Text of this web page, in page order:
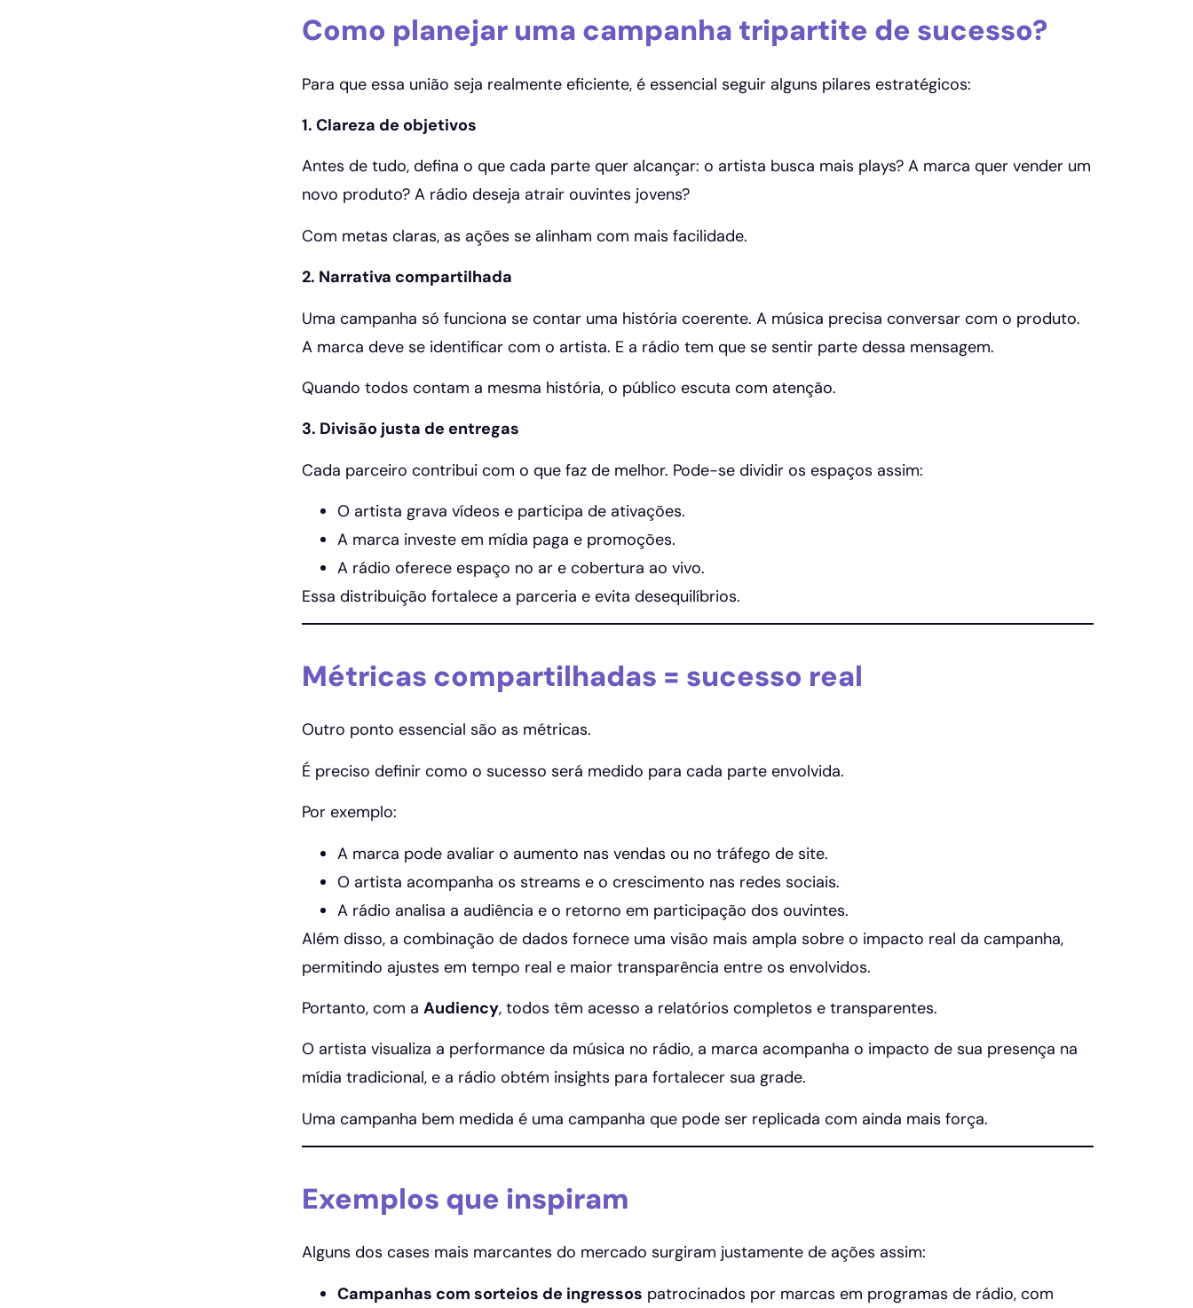
Como planejar uma campanha tripartite de sucesso?
Para que essa união seja realmente eficiente, é essencial seguir alguns pilares estratégicos:
1. Clareza de objetivos
Antes de tudo, defina o que cada parte quer alcançar: o artista busca mais plays? A marca quer vender um
novo produto? A rádio deseja atrair ouvintes jovens?
Com metas claras, as ações se alinham com mais facilidade.
2. Narrativa compartilhada
Uma campanha só funciona se contar uma história coerente. A música precisa conversar com o produto.
A marca deve se identificar com o artista. E a rádio tem que se sentir parte dessa mensagem.
Quando todos contam a mesma história, o público escuta com atenção.
3. Divisão justa de entregas
Cada parceiro contribui com o que faz de melhor. Pode-se dividir os espaços assim:
O artista grava vídeos e participa de ativações.
A marca investe em mídia paga e promoções.
A rádio oferece espaço no ar e cobertura ao vivo.
Essa distribuição fortalece a parceria e evita desequilíbrios.
Métricas compartilhadas = sucesso real
Outro ponto essencial são as métricas.
É preciso definir como o sucesso será medido para cada parte envolvida.
Por exemplo:
A marca pode avaliar o aumento nas vendas ou no tráfego de site.
O artista acompanha os streams e o crescimento nas redes sociais.
A rádio analisa a audiência e o retorno em participação dos ouvintes.
Além disso, a combinação de dados fornece uma visão mais ampla sobre o impacto real da campanha,
permitindo ajustes em tempo real e maior transparência entre os envolvidos.
Portanto, com a Audiency, todos têm acesso a relatórios completos e transparentes.
O artista visualiza a performance da música no rádio, a marca acompanha o impacto de sua presença na
mídia tradicional, e a rádio obtém insights para fortalecer sua grade.
Uma campanha bem medida é uma campanha que pode ser replicada com ainda mais força.
Exemplos que inspiram
Alguns dos cases mais marcantes do mercado surgiram justamente de ações assim:
Campanhas com sorteios de ingressos patrocinados por marcas em programas de rádio, com